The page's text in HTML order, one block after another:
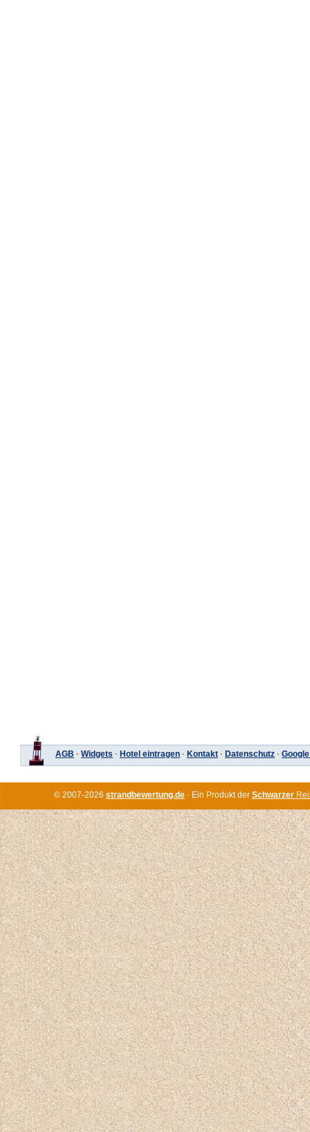
AGB · Widgets · Hotel eintragen · Kontakt · Datenschutz ·
© 2007-2026 strandbewertung.de · Ein Produkt der Schwarzer